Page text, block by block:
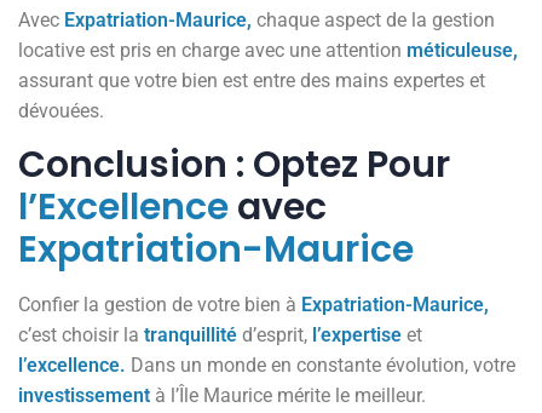
Avec Expatriation-Maurice, chaque aspect de la gestion
locative est pris en charge avec une attention méticuleuse,
assurant que votre bien est entre des mains expertes et
dévouées.
Conclusion : Optez Pour
l’Excellenceavec
Expatriation-Maurice
Confier la gestion de votre bien à Expatriation-Maurice,
c’est choisir la tranquillité d’esprit, l’expertise et
l’excellence. Dans un monde en constante évolution, votre
investissement à l’Île Maurice mérite le meilleur.